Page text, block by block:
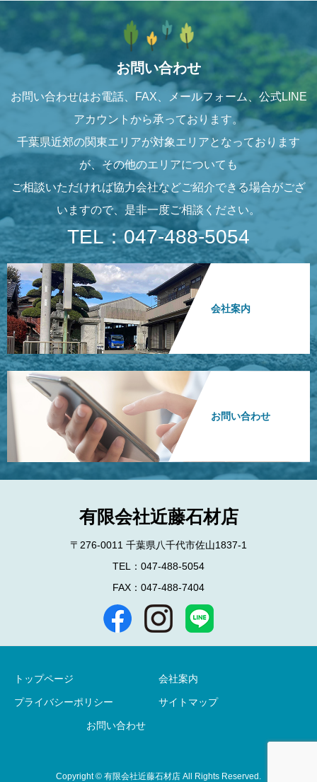
お問い合わせ
お問い合わせはお電話、FAX、メールフォーム、公式LINE
アカウントから承っております。
千葉県近郊の関東エリアが対象エリアとなっております
が、その他のエリアについても
ご相談いただければ協力会社などご紹介できる場合がござ
いますので、是非一度ご相談ください。
TEL：047-488-5054
会社案内
お問い合わせ
有限会社近藤石材店
〒276-0011 千葉県八千代市佐山1837-1
TEL：047-488-5054
FAX：047-488-7404
トップページ 会社案内
プライバシーポリシー サイトマップ
お問い合わせ
Copyright © 有限会社近藤石材店 All Rights Reserved.